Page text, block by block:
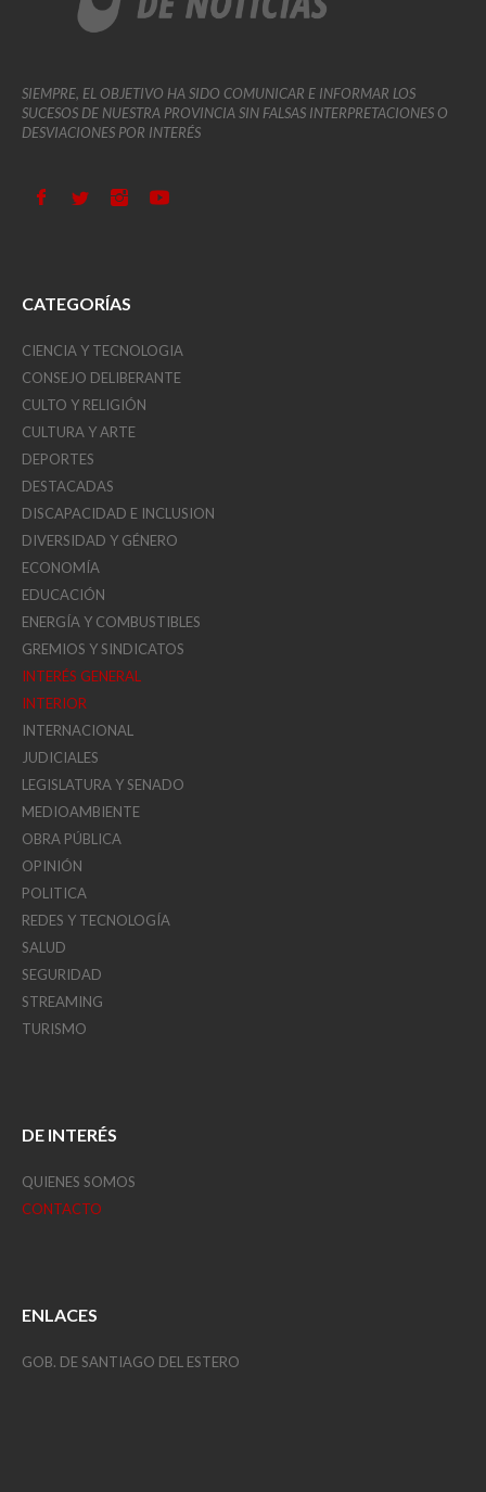
SIEMPRE, EL OBJETIVO HA SIDO COMUNICAR E INFORMAR LOS
SUCESOS DE NUESTRA PROVINCIA SIN FALSAS INTERPRETACIONES O
DESVIACIONES POR INTERÉS
CATEGORÍAS
CIENCIA Y TECNOLOGIA
CONSEJO DELIBERANTE
CULTO Y RELIGIÓN
CULTURA Y ARTE
DEPORTES
DESTACADAS
DISCAPACIDAD E INCLUSION
DIVERSIDAD Y GÉNERO
ECONOMÍA
EDUCACIÓN
ENERGÍA Y COMBUSTIBLES
GREMIOS Y SINDICATOS
INTERÉS GENERAL
INTERIOR
INTERNACIONAL
JUDICIALES
LEGISLATURA Y SENADO
MEDIOAMBIENTE
OBRA PÚBLICA
OPINIÓN
POLITICA
REDES Y TECNOLOGÍA
SALUD
SEGURIDAD
STREAMING
TURISMO
DE INTERÉS
QUIENES SOMOS
CONTACTO
ENLACES
GOB. DE SANTIAGO DEL ESTERO